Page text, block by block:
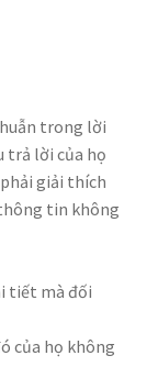
trong lời
trả lời của họ
giải thích
tin không
tiết mà đối
của họ không